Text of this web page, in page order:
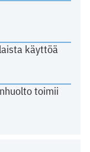
käyttöä
toimii